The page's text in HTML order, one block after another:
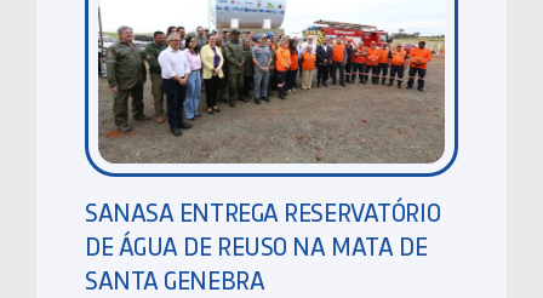
SANASA ENTREGA RESERVATÓRIO
DE ÁGUA DE REUSO NA MATA DE
SANTA GENEBRA